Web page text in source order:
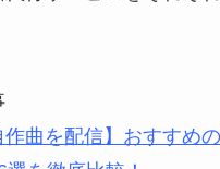
作曲を配信】おすすめ